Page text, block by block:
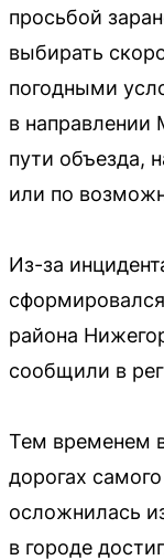
просьбой
выбирать
погодными
в направлении
пути объезда,
или по
Из-за
района
сообщили в
Тем временем
дорогах
осложнилась
в городе